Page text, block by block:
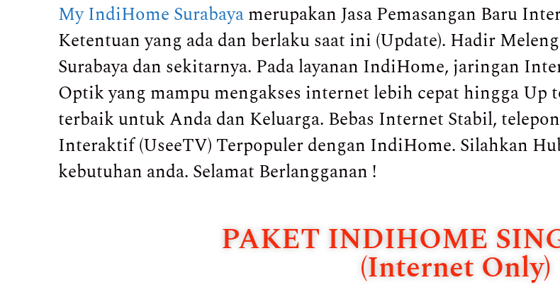
My IndiHome Surabayamerupakan Jasa Pemasangan Baru
Ketentuan yang ada dan berlaku saat ini (Update). Hadir
Surabaya dan sekitarnya. Pada layanan IndiHome, jaringan
Optik yang mampu mengakses internet lebih cepat hingga Up
terbaik untuk Anda dan Keluarga. Bebas Internet Stabil,
Interaktif (UseeTV) Terpopuler dengan IndiHome. Silahkan
kebutuhan anda. Selamat Berlangganan !
PAKET INDIHOME
(Internet Only)